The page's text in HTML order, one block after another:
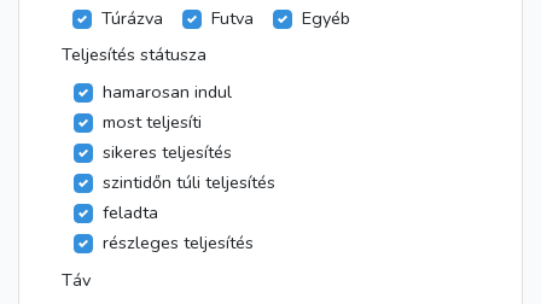
Túrázva
Futva
Egyéb
Teljesítés státusza
hamarosan indul
most teljesíti
sikeres teljesítés
szintidőn túli teljesítés
feladta
részleges teljesítés
Táv